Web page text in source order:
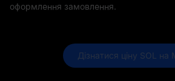
оформлення замовлення.
Дізнатися ціну SOL на